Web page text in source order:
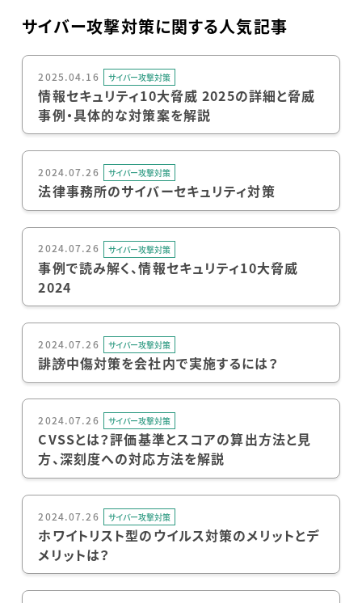
サイバー攻撃対策に関する人気記事
2025.04.16 サイバー攻撃対策
情報セキュリティ10大脅威 2025の詳細と脅威
事例・具体的な対策案を解説
2024.07.26 サイバー攻撃対策
法律事務所のサイバーセキュリティ対策
2024.07.26 サイバー攻撃対策
事例で読み解く、情報セキュリティ10大脅威
2024
2024.07.26 サイバー攻撃対策
誹謗中傷対策を会社内で実施するには？
2024.07.26 サイバー攻撃対策
CVSSとは？評価基準とスコアの算出方法と見
方、深刻度への対応方法を解説
2024.07.26 サイバー攻撃対策
ホワイトリスト型のウイルス対策のメリットとデ
メリットは？